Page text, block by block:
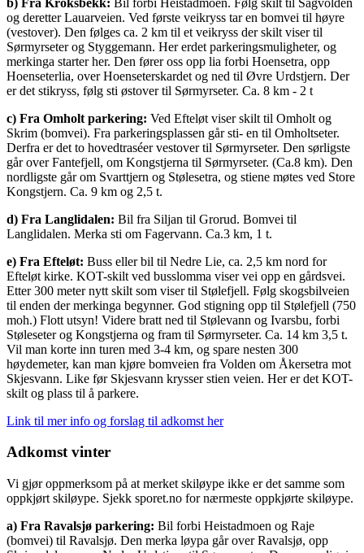
og deretter Lauarveien. Ved første veikryss tar en bomvei til høyre
(vestover). Den følges ca. 2 km til et veikryss der skilt viser til
Sørmyrseter og Styggemann. Her erdet parkeringsmuligheter, og
merkinga starter her. Den fører oss opp lia forbi Hoensetra, opp
Hoenseterlia, over Hoenseterskardet og ned til Øvre Urdstjern. Der
er det stikryss, følg sti østover til Sørmyrseter. Ca. 8 km - 2 t
c) Fra Omholt parkering: Ved Efteløt viser skilt til Omholt og
Skrim (bomvei). Fra parkeringsplassen går sti- en til Omholtseter.
Derfra er det to hovedtraséer vestover til Sørmyrseter. Den sørligste
går over Fantefjell, om Kongstjerna til Sørmyrseter. (Ca.8 km). Den
nordligste går om Svarttjern og Stølesetra, og stiene møtes ved Store
Kongstjern. Ca. 9 km og 2,5 t.
d) Fra Langlidalen: Bil fra Siljan til Grorud. Bomvei til
Langlidalen. Merka sti om Fagervann. Ca.3 km, 1 t.
e) Fra Efteløt: Buss eller bil til Nedre Lie, ca. 2,5 km nord for
Efteløt kirke. KOT-skilt ved busslomma viser vei opp en gårdsvei.
Etter 300 meter nytt skilt som viser til Stølefjell. Følg skogsbilveien
til enden der merkinga begynner. God stigning opp til Stølefjell (750
moh.) Flott utsyn! Videre bratt ned til Stølevann og Ivarsbu, forbi
Støleseter og Kongstjerna og fram til Sørmyrseter. Ca. 14 km 3,5 t.
Vil man korte inn turen med 3-4 km, og spare nesten 300
høydemeter, kan man kjøre bomveien fra Volden om Åkersetra mot
Skjesvann. Like før Skjesvann krysser stien veien. Her er det KOT-
skilt og plass til å parkere.
Link til mer info og forslag til adkomst her
Adkomst vinter
Vi gjør oppmerksom på at merket skiløype ikke er det samme som
oppkjørt skiløype. Sjekk sporet.no for nærmeste oppkjørte skiløype.
a) Fra Ravalsjø parkering: Bil forbi Heistadmoen og Raje
(bomvei) til Ravalsjø. Den merka løypa går over Ravalsjø, opp